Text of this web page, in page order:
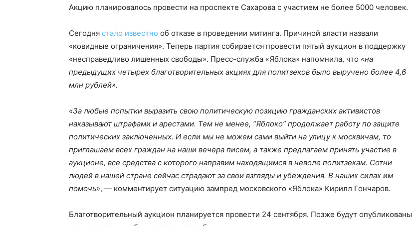
Акцию планировалось провести на проспекте Сахарова с участием не более 5000 человек.
Сегодня стало известно об отказе в проведении митинга. Причиной власти назвали
«ковидные ограничения». Теперь партия собирается провести пятый аукцион в поддержку
«несправедливо лишенных свободы». Пресс-служба «Яблока» напомнила, что «на
предыдущих четырех благотворительных акциях для политзеков было выручено более 4,6
млн рублей».
«За любые попытки выразить свою политическую позицию гражданских активистов
наказывают штрафами и арестами. Тем не менее, “Яблоко” продолжает работу по защите
политических заключенных. И если мы не можем сами выйти на улицу к москвичам, то
приглашаем всех граждан на наши вечера писем, а также предлагаем принять участие в
аукционе, все средства с которого направим находящимся в неволе политзекам. Сотни
людей в нашей стране сейчас страдают за свои взгляды и убеждения. В наших силах им
помочь», — комментирует ситуацию зампред московского «Яблока» Кирилл Гончаров.
Благотворительный аукцион планируется провести 24 сентября. Позже будут опубликованы